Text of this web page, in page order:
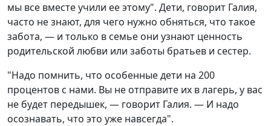
мы все вместе учили ее этому". Дети, говорит Галия,
часто не знают, для чего нужно обняться, что такое
забота, — и только в семье они узнают ценность
родительской любви или заботы братьев и сестер.
"Надо помнить, что особенные дети на 200
процентов с нами. Вы не отправите их в лагерь, у вас
не будет передышек, — говорит Галия. — И надо
осознавать, что это уже навсегда".